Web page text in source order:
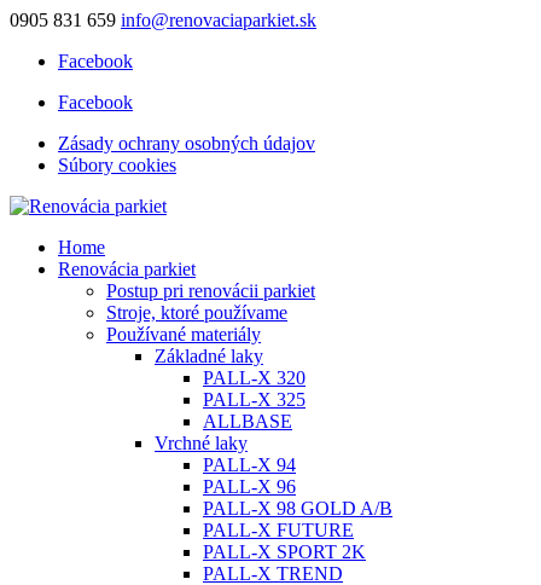
0905 831 659 info@renovaciaparkiet.sk
Facebook
Facebook
Zásady ochrany osobných údajov
Súbory cookies
Home
Renovácia parkiet
Postup pri renovácii parkiet
Stroje, ktoré používame
Používané materiály
Základné laky
PALL-X 320
PALL-X 325
ALLBASE
Vrchné laky
PALL-X 94
PALL-X 96
PALL-X 98 GOLD A/B
PALL-X FUTURE
PALL-X SPORT 2K
PALL-X TREND